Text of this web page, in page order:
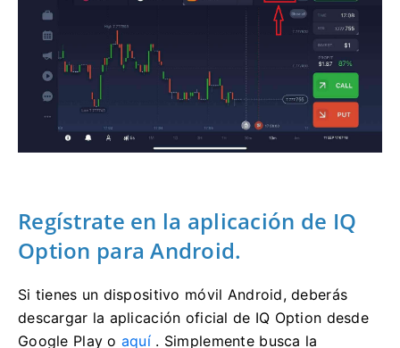
Regístrate en la aplicación de IQ
Option para Android.
Si tienes un dispositivo móvil Android, deberás
descargar la aplicación oficial de IQ Option desde
Google Play o aquí . Simplemente busca la